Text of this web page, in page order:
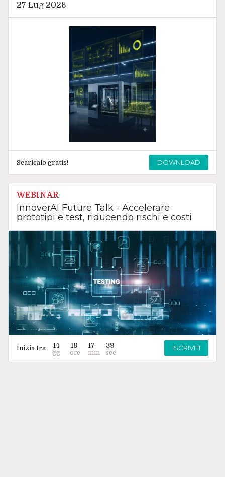
27 Lug 2026
Scaricalo gratis! DOWNLOAD
WEBINAR
InnoverAI Future Talk - Accelerare
prototipi e test, riducendo rischi e costi
Inizia tra 14 18 17 39 ISCRIVITI